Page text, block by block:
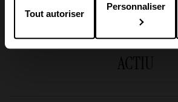
Tout autoriser
Personnaliser
FAQ
Informations utiles sur les
ACTIU